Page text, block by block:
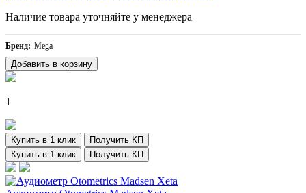
Наличие товара уточняйте у менеджера
Бренд: Mega
Добавить в корзину
1
Купить в 1 клик
Получить КП
Купить в 1 клик
Получить КП